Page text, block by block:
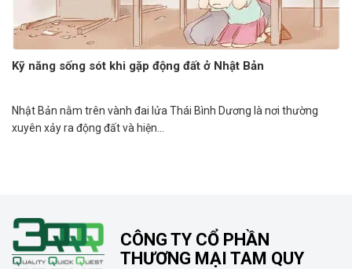
Kỹ năng sống sót khi gặp động đất ở Nhật Bản
Nhật Bản nằm trên vành đai lửa Thái Bình Dương là nơi thường
xuyên xảy ra động đất và hiện...
CÔNG TY CỔ PHẦN
THƯƠNG MẠI TAM QUY